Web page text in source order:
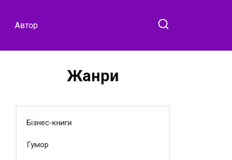
Автор
Жанри
Бізнес-книги
Гумор